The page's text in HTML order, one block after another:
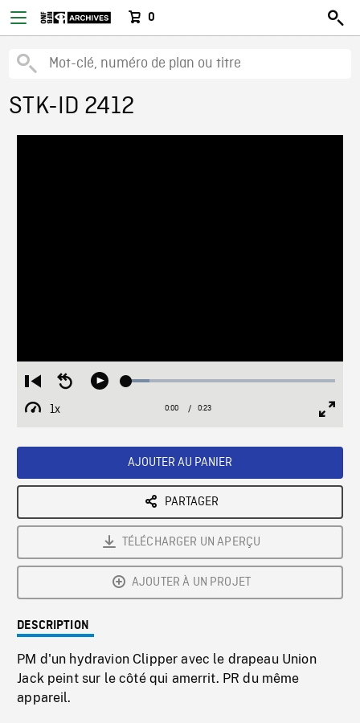
0
STK-ID 2412
Restart
from
beginning
Seek
Play Loaded:
1x
Playback
Current
0:00 / Duration
0:23
AJOUTER AU PANIER
PARTAGER
TÉLÉCHARGER UN APERÇU
AJOUTER À UN PROJET
DESCRIPTION
PM d'un hydravion Clipper avec le drapeau Union
Jack peint sur le côté qui amerrit. PR du même
appareil.